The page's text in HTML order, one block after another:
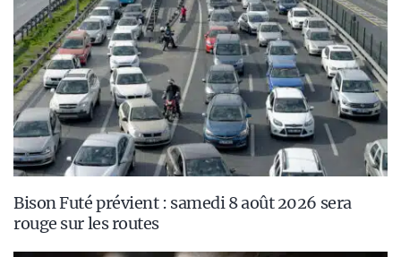
Bison Futé prévient : samedi 8 août 2026 sera
rouge sur les routes